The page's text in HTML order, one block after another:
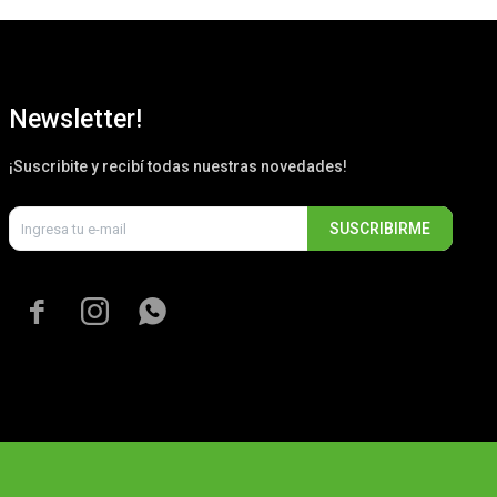
Newsletter!
¡Suscribite y recibí todas nuestras novedades!
SUSCRIBIRME
  